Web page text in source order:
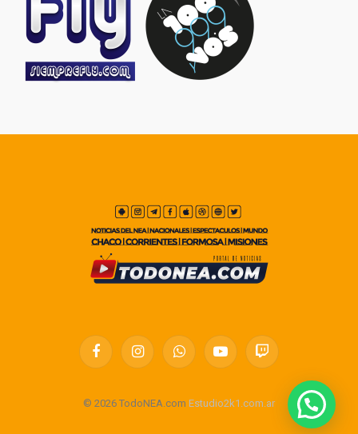
FacebookInstagramWhatsAppYouTubeTwitch
© 2026 TodoNEA.com Estudio2k1.com.ar